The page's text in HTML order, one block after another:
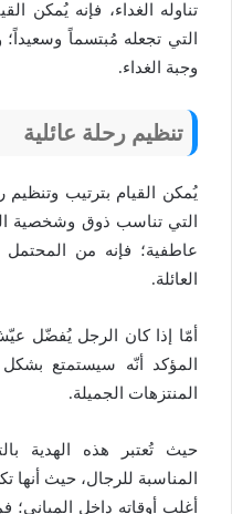
تناوله الغداء، فإنه يُمكن
التي تجعله مُبتسماً
وجبة الغداء.
تنظيم رحلة عائلية
يُمكن القيام بترتيب وتنظيم
التي تناسب ذوق وشخصية
عاطفية؛ فإنه من
العائلة.
أمّا إذا كان الرجل يُفضّل
المؤكد أنّه سيستمتع
المنتزهات الجميلة.
حيث تُعتبر هذه الهدية
المناسبة للرجال، حيث أنها
أغلب أوقاته داخل